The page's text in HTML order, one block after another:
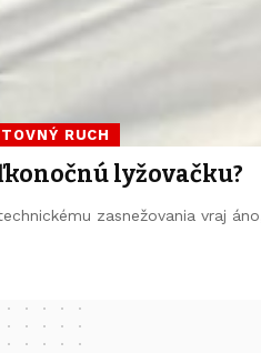
RUCH
lyžovačku?
zasnežovania vraj